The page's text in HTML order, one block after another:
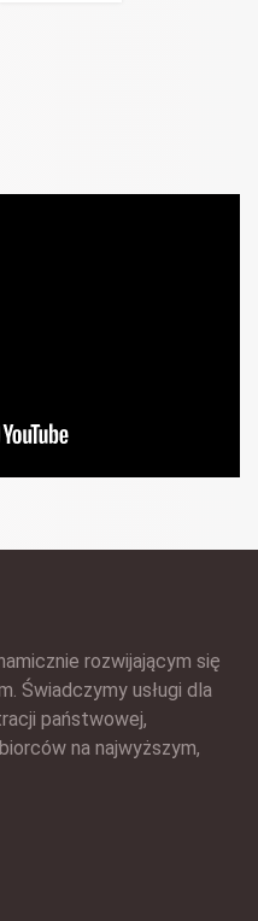
rozwijającym się
Świadczymy usługi dla
państwowej,
na najwyższym,